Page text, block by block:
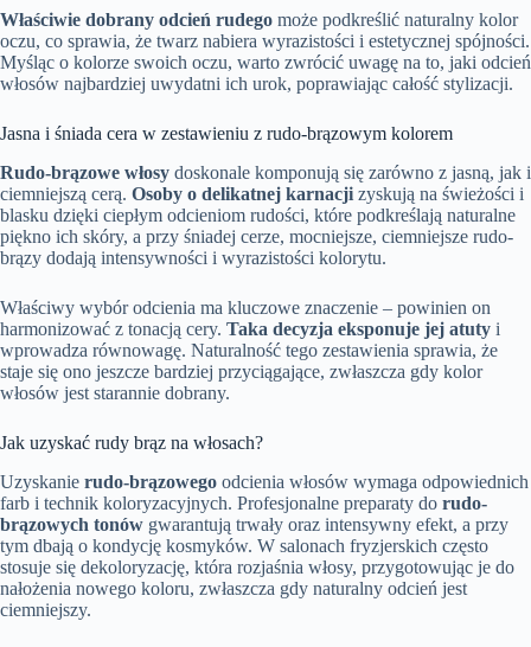
Właściwie dobrany odcień rudego może podkreślić naturalny kolor
oczu, co sprawia, że twarz nabiera wyrazistości i estetycznej spójności.
Myśląc o kolorze swoich oczu, warto zwrócić uwagę na to, jaki odcień
włosów najbardziej uwydatni ich urok, poprawiając całość stylizacji.
Jasna i śniada cera w zestawieniu z rudo-brązowym kolorem
Rudo-brązowe włosy doskonale komponują się zarówno z jasną, jak i
ciemniejszą cerą. Osoby o delikatnej karnacji zyskują na świeżości i
blasku dzięki ciepłym odcieniom rudości, które podkreślają naturalne
piękno ich skóry, a przy śniadej cerze, mocniejsze, ciemniejsze rudo-
brązy dodają intensywności i wyrazistości kolorytu.
Właściwy wybór odcienia ma kluczowe znaczenie – powinien on
harmonizować z tonacją cery. Taka decyzja eksponuje jej atuty i
wprowadza równowagę. Naturalność tego zestawienia sprawia, że
staje się ono jeszcze bardziej przyciągające, zwłaszcza gdy kolor
włosów jest starannie dobrany.
Jak uzyskać rudy brąz na włosach?
Uzyskanie rudo-brązowego odcienia włosów wymaga odpowiednich
farb i technik koloryzacyjnych. Profesjonalne preparaty do rudo-
brązowych tonów gwarantują trwały oraz intensywny efekt, a przy
tym dbają o kondycję kosmyków. W salonach fryzjerskich często
stosuje się dekoloryzację, która rozjaśnia włosy, przygotowując je do
nałożenia nowego koloru, zwłaszcza gdy naturalny odcień jest
ciemniejszy.